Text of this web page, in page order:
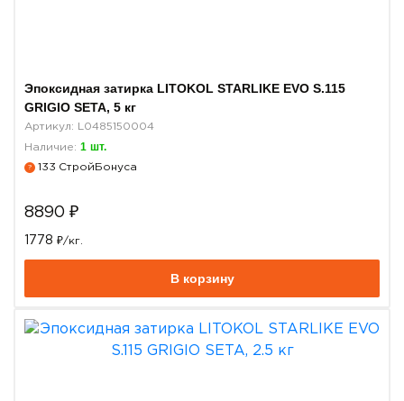
Эпоксидная затирка LITOKOL STARLIKE EVO S.115
GRIGIO SETA, 5 кг
Артикул: L0485150004
Наличие: 1 шт.
? 133 СтройБонуса
8890 ₽
1778 ₽/кг.
В корзину